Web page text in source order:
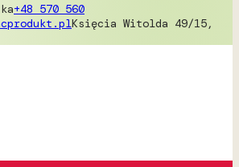
+48 570 560
Księcia Witolda 49/15,